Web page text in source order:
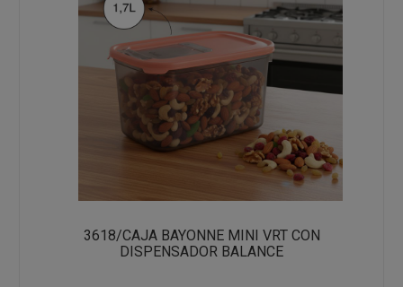
3618/CAJA BAYONNE MINI VRT CON
DISPENSADOR BALANCE